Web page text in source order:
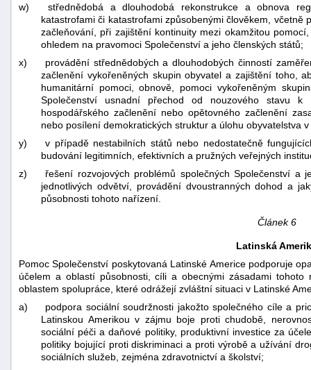
w)
střednědobá a dlouhodobá rekonstrukce a obnova
katastrofami či katastrofami způsobenými člověkem,
začleňování, při zajištění kontinuity mezi okamžitou
ohledem na pravomoci Společenství a jeho členských států;
x)
provádění střednědobých a dlouhodobých činností
začlenění vykořeněných skupin obyvatel a zajištění toho,
humanitární pomoci, obnově, pomoci vykořeněným
Společenství usnadní přechod od nouzového stavu
hospodářského začlenění nebo opětovného začlenění
nebo posílení demokratických struktur a úlohu obyvatelstva
y)
v případě nestabilních států nebo nedostatečně
budování legitimních, efektivních a pružných veřejných
z)
řešení rozvojových problémů společných Společenství a
jednotlivých odvětví, provádění dvoustranných dohod a
působnosti tohoto nařízení.
Článek 6
Latinská
Pomoc Společenství poskytovaná Latinské Americe podporuje
účelem a oblastí působnosti, cíli a obecnými zásadami
oblastem spolupráce, které odrážejí zvláštní situaci v Latinské
a)
podpora sociální soudržnosti jakožto společného cíle a
Latinskou Amerikou v zájmu boje proti chudobě,
sociální péči a daňové politiky, produktivní investice za
politiky bojující proti diskriminaci a proti výrobě a užívání
sociálních služeb, zejména zdravotnictví a školství;